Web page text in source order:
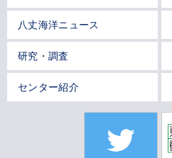
八丈海洋ニュース
研究・調査
センター紹介